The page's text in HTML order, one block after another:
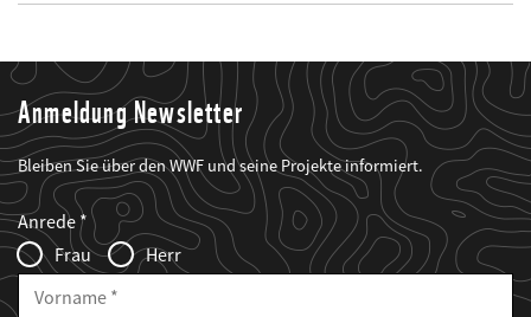
Anmeldung Newsletter
Bleiben Sie über den WWF und seine Projekte informiert.
Web2Case
Infofelder
Fieldset
anrede_name
Anrede
Frau
Herr
Vorname